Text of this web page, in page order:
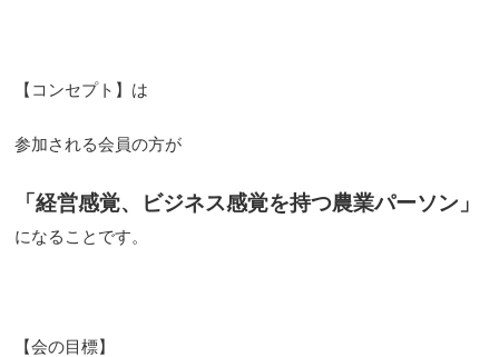
【コンセプト】は
参加される会員の方が
「経営感覚、ビジネス感覚を持つ農業パーソン」
になることです。
【会の目標】